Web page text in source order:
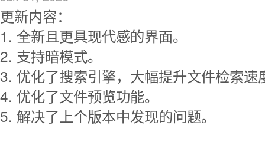
更新内容：
1. 全新且更具现代感的界面。
2. 支持暗模式。
3. 优化了搜索引擎，大幅提升文件检索速
4. 优化了文件预览功能。
5. 解决了上个版本中发现的问题。